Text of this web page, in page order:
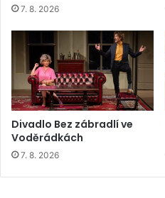
7. 8. 2026
Divadlo Bez zábradlí ve
Voděrádkách
7. 8. 2026